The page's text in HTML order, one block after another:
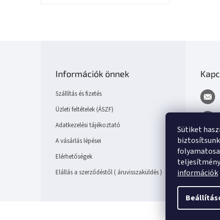
Sütiket
információk
Információk önnek
Szállítás és fizetés
Üzleti feltételek (ÁSZF)
Adatkezelési tájékoztató
A vásárlás lépései
Elérhetőségek
Elállás a szerződéstől ( áruvisszaküldés )